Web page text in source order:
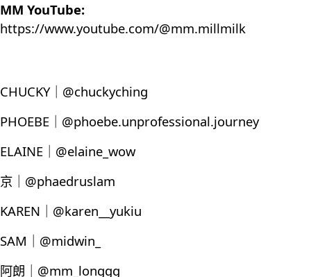
MM YouTube:
https://www.youtube.com/@mm.millmilk
CHUCKY｜@chuckyching
PHOEBE｜@phoebe.unprofessional.journey
ELAINE｜@elaine_wow
京｜@phaedruslam
KAREN｜@karen__yukiu
SAM｜@midwin_
阿朗｜@mm_longgg